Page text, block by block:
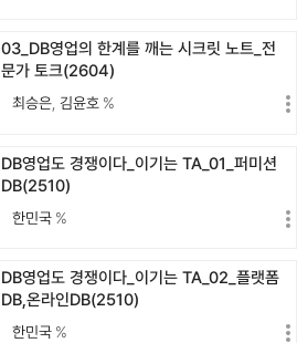
03_DB영업의 한계를 깨는 시크릿 노트_전
문가 토크(2604)
최승은,김윤호 %
DB영업도 경쟁이다_이기는 TA_01_퍼미션
DB(2510)
한민국 %
DB영업도 경쟁이다_이기는 TA_02_플랫폼
DB,온라인DB(2510)
한민국 %